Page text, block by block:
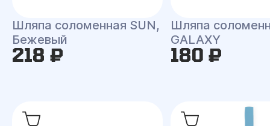
Шляпа соломенная SUN,
Бежевый
218 ₽
Шляпа
GALAXY
180 ₽